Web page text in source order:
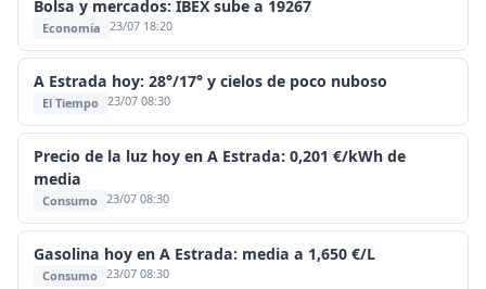
Bolsa y mercados: IBEX sube a 19267
Economía 23/07 18:20
A Estrada hoy: 28°/17° y cielos de poco nuboso
El Tiempo 23/07 08:30
Precio de la luz hoy en A Estrada: 0,201 €/kWh de
media
Consumo 23/07 08:30
Gasolina hoy en A Estrada: media a 1,650 €/L
Consumo 23/07 08:30